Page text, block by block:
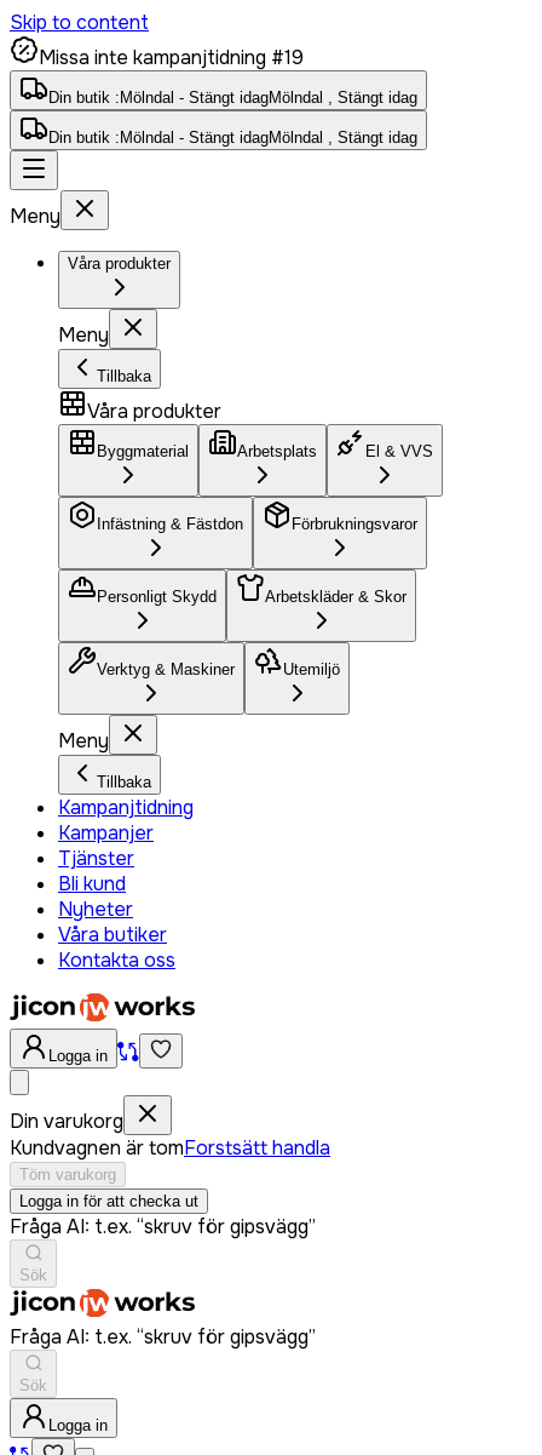
Skip to content
Missa inte kampanjtidning #19
Din butik : Mölndal - Stängt idagMölndal , Stängt idag
Din butik : Mölndal - Stängt idagMölndal , Stängt idag
Meny
Våra produkter
Meny
Tillbaka
Våra produkter
Byggmaterial Arbetsplats El & VVS
Infästning & Fästdon Förbrukningsvaror
Personligt Skydd Arbetskläder & Skor
Verktyg & Maskiner Utemiljö
Meny
Tillbaka
Kampanjtidning
Kampanjer
Tjänster
Bli kund
Nyheter
Våra butiker
Kontakta oss
Logga in
Din varukorg
Kundvagnen är tomForstsätt handla
Töm varukorg
Logga in för att checka ut
Fråga AI: t.ex. “skruv för gipsvägg”
Sök
Fråga AI: t.ex. “skruv för gipsvägg”
Sök
Logga in